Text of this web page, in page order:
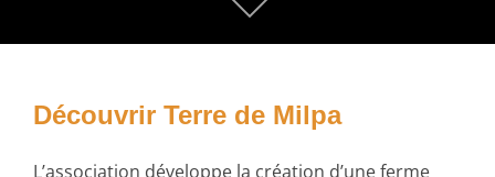
Descendre
au
Découvrir Terre de Milpa
L’association développe la création d’une ferme